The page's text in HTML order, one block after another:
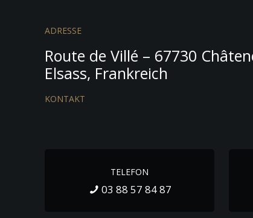
ADRESSE
Route de Villé – 67730
Elsass, Frankreich
KONTAKT
TELEFON
03 88 57 84 87